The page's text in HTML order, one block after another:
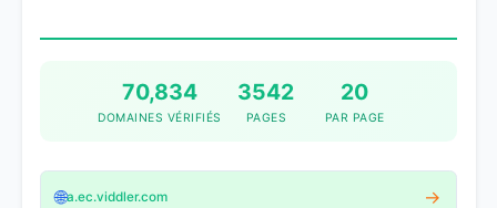
70,834
DOMAINES VÉRIFIÉS
3542
PAGES
20
PAR PAGE
🌐a.ec.viddler.com →